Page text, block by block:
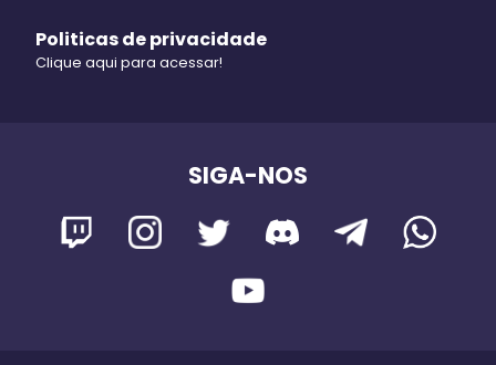
Politicas de privacidade
Clique aqui para acessar!
SIGA-NOS